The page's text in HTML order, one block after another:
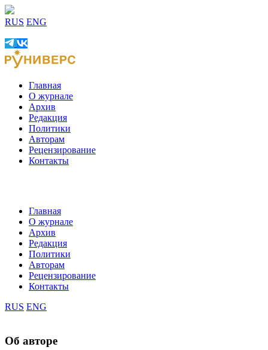
RUS ENG
Главная
О журнале
Архив
Редакция
Политики
Авторам
Рецензирование
Контакты
Главная
О журнале
Архив
Редакция
Политики
Авторам
Рецензирование
Контакты
RUS ENG
Об авторе